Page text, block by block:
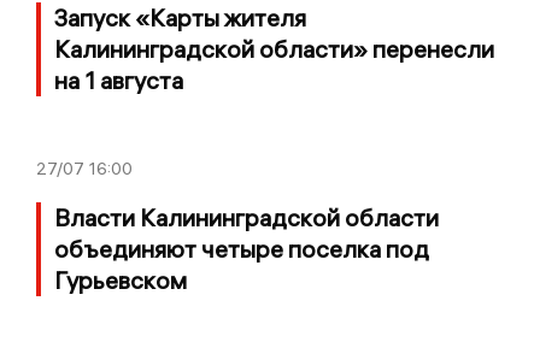
Запуск «Карты жителя
Калининградской области» перенесли
на 1 августа
27/07 16:00
Власти Калининградской области
объединяют четыре поселка под
Гурьевском